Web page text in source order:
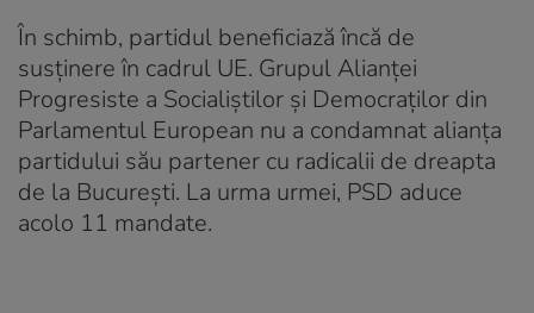
În schimb, partidul beneficiază încă de
susținere în cadrul UE. Grupul Alianței
Progresiste a Socialiștilor și Democraților din
Parlamentul European nu a condamnat alianța
partidului său partener cu radicalii de dreapta
de la București. La urma urmei, PSD aduce
acolo 11 mandate.